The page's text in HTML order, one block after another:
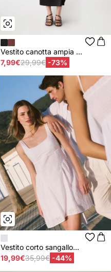
Vestito canotta ampia ...
7,99€29,99€ -73%
Vestito corto sangallo...
19,99€35,99€ -44%